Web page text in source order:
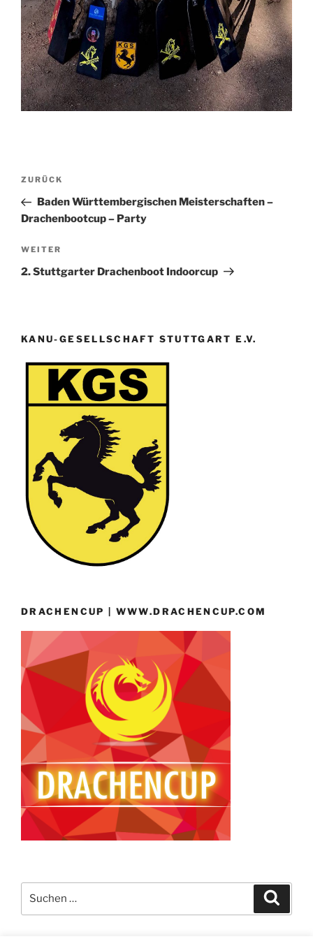
Beitragsnavigation
Vorheriger
Beitrag
ZURÜCK
Baden Württembergischen Meisterschaften –
Drachenbootcup – Party
Nächster
Beitrag
WEITER
2. Stuttgarter Drachenboot Indoorcup
KANU-GESELLSCHAFT STUTTGART E.V.
DRACHENCUP | WWW.DRACHENCUP.COM
nach: